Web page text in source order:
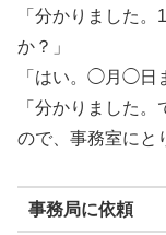
「分かりました
か？」
「はい。◯月◯日
「分かりました
ので、事務室にと
事務局に依頼